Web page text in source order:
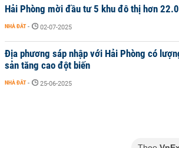
Hải Phòng mời đầu tư 5 khu đô thị hơn
NHÀ ĐẤT - 02-07-2025
Địa phương sáp nhập với Hải Phòng có
sản tăng cao đột biến
NHÀ ĐẤT - 25-06-2025